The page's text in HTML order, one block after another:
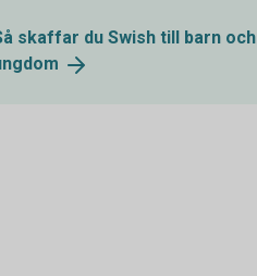
skaffar du Swish till barn och